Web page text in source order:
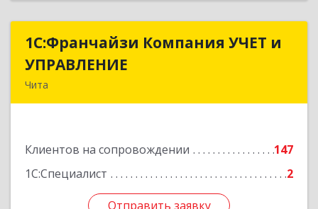
1С:Франчайзи Компания УЧЕТ и
УПРАВЛЕНИЕ
Чита
Клиентов на сопровождении
147
1С:Специалист
2
Отправить заявку
1С:Франчайзи Компания УЧЕТ и
Подробнее
Отправить заявку